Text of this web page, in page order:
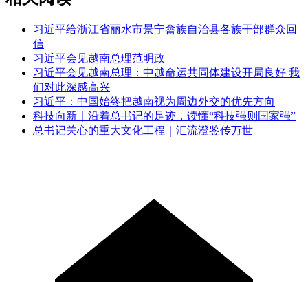
习近平给浙江省丽水市景宁畲族自治县各族干部群众回
信
习近平会见越南总理范明政
习近平会见越南总理：中越命运共同体建设开局良好 我
们对此深感高兴
习近平：中国始终把越南视为周边外交的优先方向
科技向新｜沿着总书记的足迹，读懂“科技强则国家强”
总书记关心的重大文化工程｜汇流澄鉴传万世